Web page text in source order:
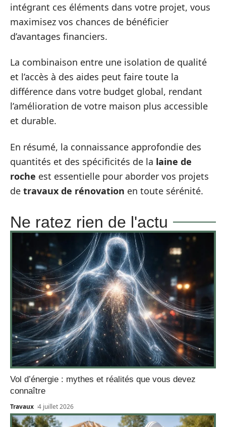
intégrant ces éléments dans votre projet, vous
maximisez vos chances de bénéficier
d’avantages financiers.
La combinaison entre une isolation de qualité
et l’accès à des aides peut faire toute la
différence dans votre budget global, rendant
l’amélioration de votre maison plus accessible
et durable.
En résumé, la connaissance approfondie des
quantités et des spécificités de la laine de
roche est essentielle pour aborder vos projets
de travaux de rénovation en toute sérénité.
Ne ratez rien de l'actu
Vol d’énergie : mythes et réalités que vous devez
connaître
Travaux 4 juillet 2026